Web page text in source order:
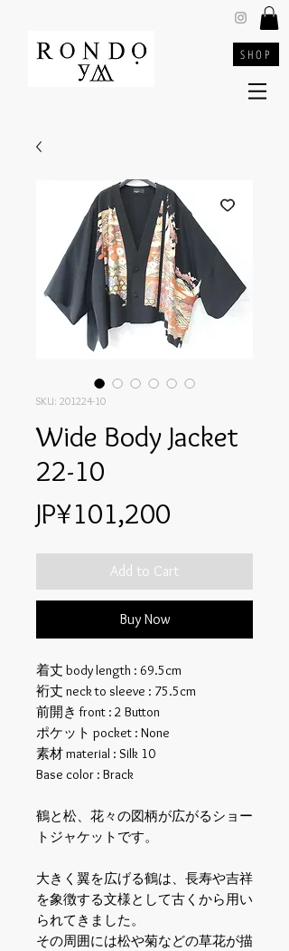
SHOP
SKU: 201224-10
Wide Body Jacket
22-10
JP¥101,200
Add to Cart
Buy Now
着丈 body length : 69.5cm
裄丈 neck to sleeve : 75.5cm
前開き front : 2 Button
ポケット pocket : None
素材 material : Silk 10
Base color : Brack
鶴と松、花々の図柄が広がるショー
トジャケットです。
大きく翼を広げる鶴は、長寿や吉祥
を象徴する文様として古くから用い
られてきました。
その周囲には松や菊などの草花が描